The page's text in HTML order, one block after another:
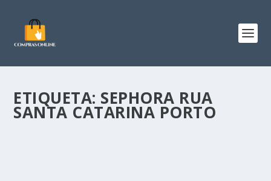
ETIQUETA: SEPHORA RUA
SANTA CATARINA PORTO